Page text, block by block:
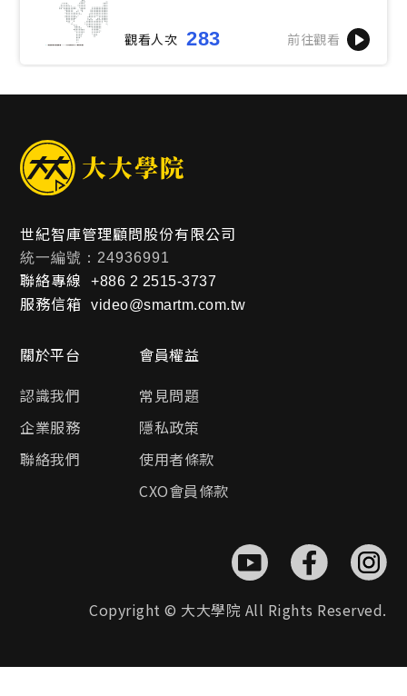
觀看人次 283 前往觀看
世紀智庫管理顧問股份有限公司
統一編號：24936991
聯絡專線 +886 2 2515-3737
服務信箱 video@smartm.com.tw
關於平台
認識我們
企業服務
聯絡我們
會員權益
常見問題
隱私政策
使用者條款
CXO會員條款
Copyright © 大大學院 All Rights Reserved.